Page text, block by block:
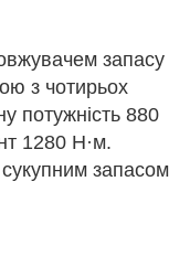
запасу
з чотирьох
потужність 880
1280 Н·м.
запасом